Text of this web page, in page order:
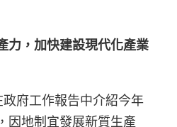
力，加快建設現代化產業
府工作報告中介紹今年
因地制宜發展新質生產